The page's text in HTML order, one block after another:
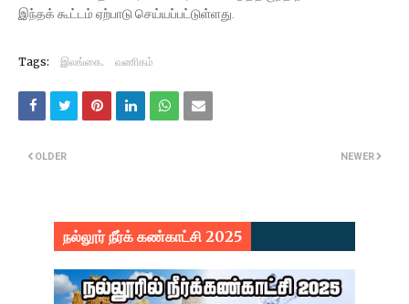
இந்தக் கூட்டம் ஏற்பாடு செய்யப்பட்டுள்ளது.
Tags: இலங்கை. வணிகம்
NEWER
OLDER
நல்லூர் நீர்க் கண்காட்சி 2025